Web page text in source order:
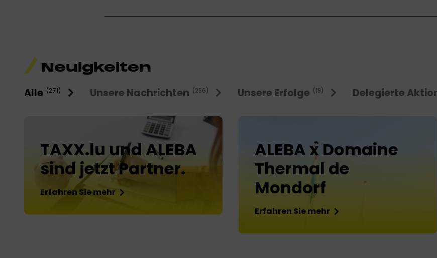
Neuigkeiten
Alle (271) Unsere Nachrichten (256) Unsere Erfolge (19) Delegierte
TAXX.lu und ALEBA
sind jetzt Partner.
Erfahren Sie mehr
ALEBA x Domaine
Thermal de
Mondorf
Erfahren Sie mehr